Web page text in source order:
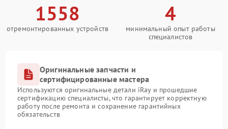
1558
отремонтированных устройств
4
минимальный опыт работы
специалистов
Оригинальные запчасти и
сертифицированные мастера
Используются оригинальные детали iRay и прошедшие
сертификацию специалисты, что гарантирует корректную
работу после ремонта и сохранение гарантийных
обязательств